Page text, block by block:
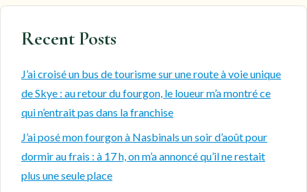
Recent Posts
J’ai croisé un bus de tourisme sur une route à voie unique
de Skye : au retour du fourgon, le loueur m’a montré ce
qui n’entrait pas dans la franchise
J’ai posé mon fourgon à Nasbinals un soir d’août pour
dormir au frais : à 17 h, on m’a annoncé qu’il ne restait
plus une seule place